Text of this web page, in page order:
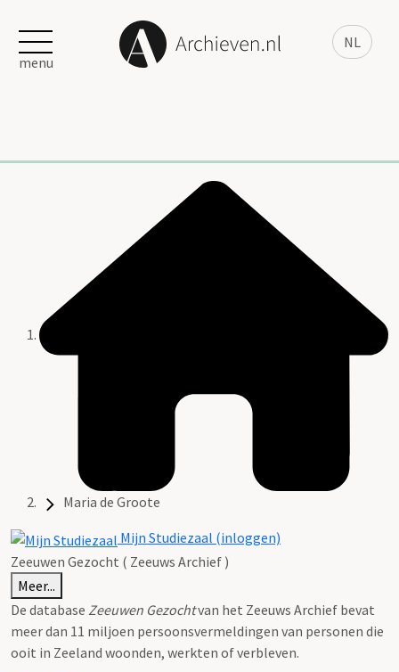
NL
menu
Maria de Groote
Mijn Studiezaal (inloggen)
Zeeuwen Gezocht ( Zeeuws Archief )
Meer...
De database Zeeuwen Gezochtvan het Zeeuws Archief bevat
meer dan 11 miljoen persoonsvermeldingen van personen die
ooit in Zeeland woonden, werkten of verbleven.